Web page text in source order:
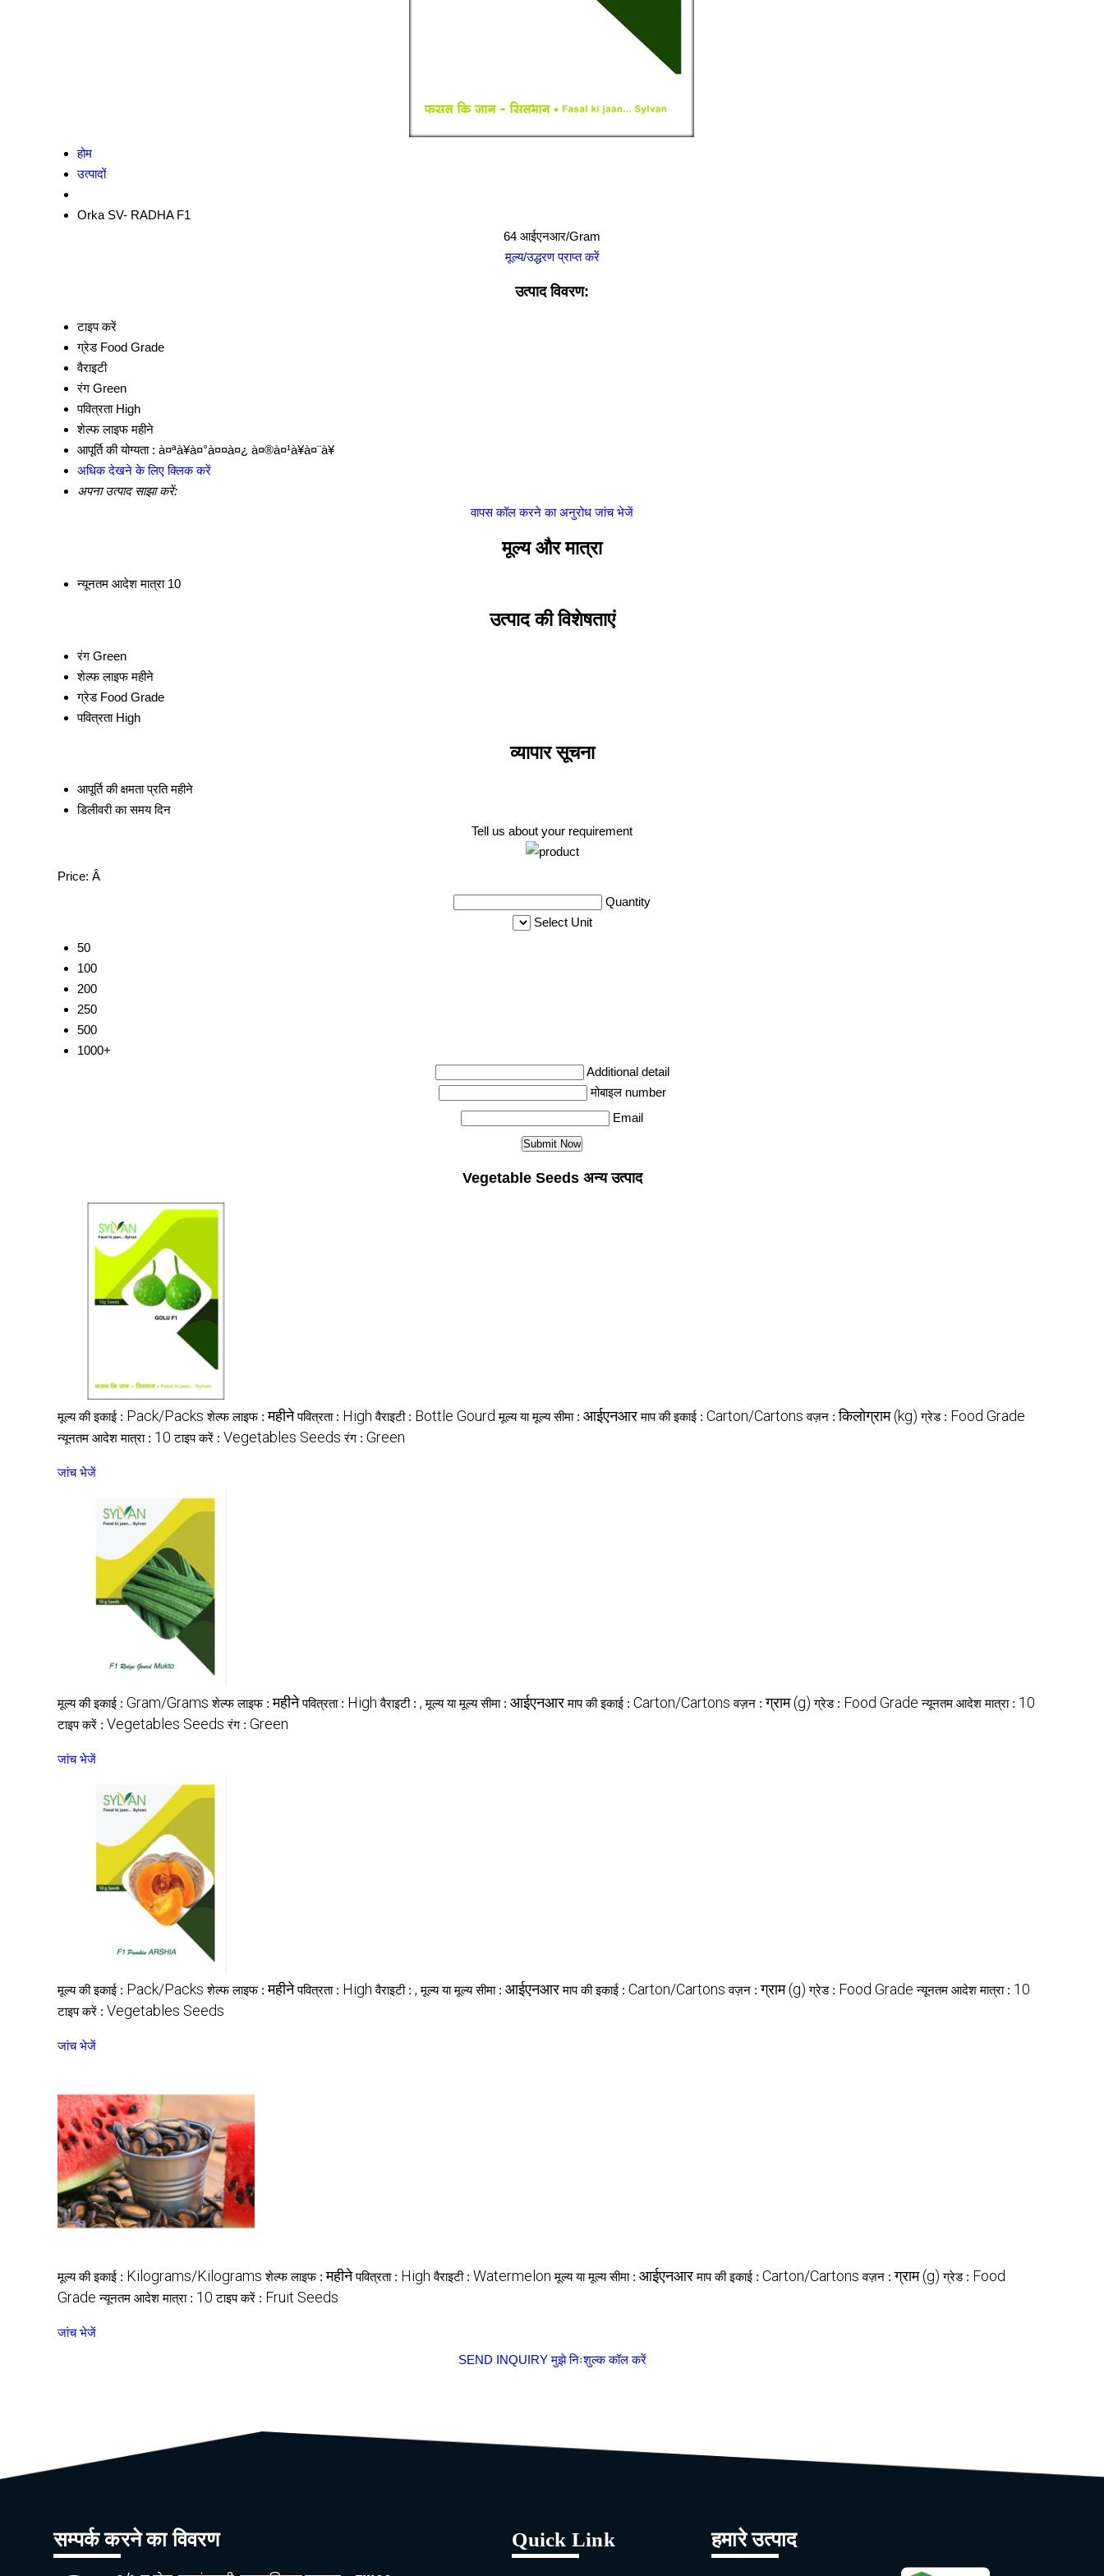
होम
उत्पादों
Orka SV- RADHA F1
64 आईएनआर/Gram
मूल्य/उद्धरण प्राप्त करें
उत्पाद विवरण:
टाइप करें
ग्रेड Food Grade
वैराइटी
रंग Green
पवित्रता High
शेल्फ लाइफ महीने
आपूर्ति की योग्यता : à¤ªà¥à¤°à¤¤à¤¿ à¤®à¤¹à¥à¤¨à¥
अधिक देखने के लिए क्लिक करें
अपना उत्पाद साझा करें:
वापस कॉल करने का अनुरोध जांच भेजें
मूल्य और मात्रा
न्यूनतम आदेश मात्रा 10
उत्पाद की विशेषताएं
रंग Green
शेल्फ लाइफ महीने
ग्रेड Food Grade
पवित्रता High
व्यापार सूचना
आपूर्ति की क्षमता प्रति महीने
डिलीवरी का समय दिन
Tell us about your requirement
Price: Â
Quantity
Select Unit
50
100
200
250
500
1000+
Additional detail
मोबाइल number
Email
Vegetable Seeds अन्य उत्पाद
मूल्य की इकाई : Pack/Packs शेल्फ लाइफ :महीने पवित्रता : High वैराइटी : Bottle Gourd मूल्य या मूल्य सीमा : आईएनआर माप की इकाई : Carton/Cartons वज़न :किलोग्राम (kg) ग्रेड : Food Grade
न्यूनतम आदेश मात्रा : 10 टाइप करें : Vegetables Seeds रंग : Green
जांच भेजें
मूल्य की इकाई : Gram/Grams शेल्फ लाइफ :महीने पवित्रता : High वैराइटी : , मूल्य या मूल्य सीमा : आईएनआर माप की इकाई : Carton/Cartons वज़न :ग्राम (g) ग्रेड : Food Grade न्यूनतम आदेश मात्रा : 10
टाइप करें : Vegetables Seeds रंग : Green
जांच भेजें
मूल्य की इकाई : Pack/Packs शेल्फ लाइफ :महीने पवित्रता : High वैराइटी : , मूल्य या मूल्य सीमा : आईएनआर माप की इकाई : Carton/Cartons वज़न :ग्राम (g) ग्रेड : Food Grade न्यूनतम आदेश मात्रा : 10
टाइप करें : Vegetables Seeds
जांच भेजें
मूल्य की इकाई : Kilograms/Kilograms शेल्फ लाइफ :महीने पवित्रता : High वैराइटी : Watermelon मूल्य या मूल्य सीमा : आईएनआर माप की इकाई : Carton/Cartons वज़न :ग्राम (g) ग्रेड : Food
Grade न्यूनतम आदेश मात्रा : 10 टाइप करें : Fruit Seeds
जांच भेजें
SEND INQUIRY मुझे निःशुल्क कॉल करें
सम्पर्क करने का विवरण Quick Link हमारे उत्पाद